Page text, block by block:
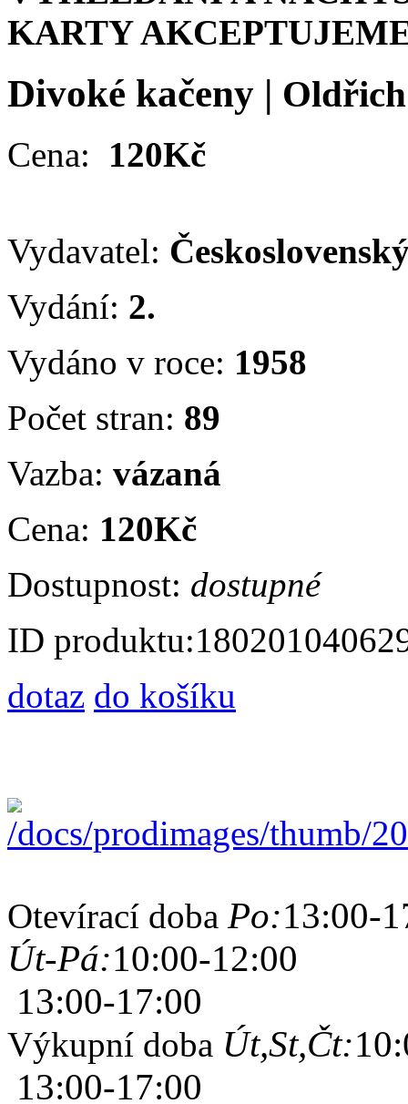
KARTY
Divoké kačeny |
Cena: 120Kč
Vydavatel:
Vydání: 2.
Vydáno v roce: 1958
Počet stran: 89
Vazba: vázaná
Cena: 120Kč
Dostupnost: dostupné
ID produktu:
dotaz do košíku
Otevírací doba Po:13:00-
Út-Pá:10:00-12:00
13:00-17:00
Výkupní doba Út,St,Čt:
13:00-17:00